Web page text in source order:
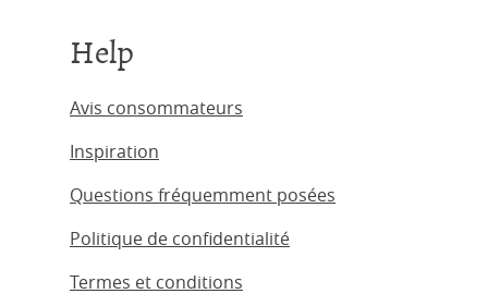
Help
Avis consommateurs
Inspiration
Questions fréquemment posées
Politique de confidentialité
Termes et conditions